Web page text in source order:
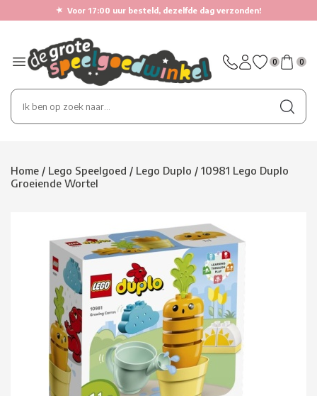
★ Voor 17:00 uur besteld, dezelfde dag verzonden!
0 0
Home / Lego Speelgoed / Lego Duplo / 10981 Lego Duplo
Groeiende Wortel